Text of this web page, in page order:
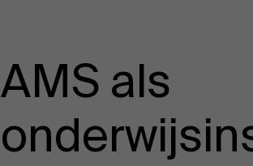
AMS als